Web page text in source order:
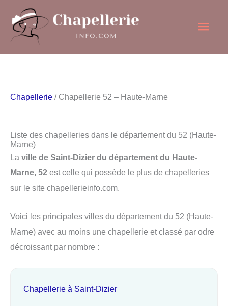
contenu
Chapellerie / Chapellerie 52 – Haute-Marne
Liste des chapelleries dans le département du 52 (Haute-
Marne)
La ville de Saint-Dizier du département du Haute-
Marne, 52 est celle qui possède le plus de chapelleries
sur le site chapellerieinfo.com.
Voici les principales villes du département du 52 (Haute-
Marne) avec au moins une chapellerie et classé par odre
décroissant par nombre :
Chapellerie à Saint-Dizier